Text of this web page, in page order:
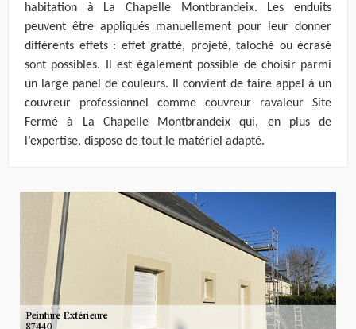
habitation à La Chapelle Montbrandeix. Les enduits
peuvent être appliqués manuellement pour leur donner
différents effets : effet gratté, projeté, taloché ou écrasé
sont possibles. Il est également possible de choisir parmi
un large panel de couleurs. Il convient de faire appel à un
couvreur professionnel comme couvreur ravaleur Site
Fermé à La Chapelle Montbrandeix qui, en plus de
l’expertise, dispose de tout le matériel adapté.